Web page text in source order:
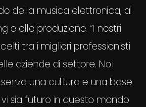
della musica elettronica, al
e alla produzione. “I nostri
tra i migliori professionisti
aziende di settore. Noi
una cultura e una base
sia futuro in questo mondo